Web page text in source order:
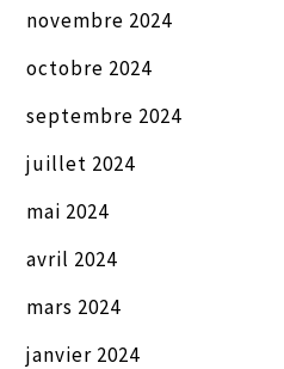
novembre 2024
octobre 2024
septembre 2024
juillet 2024
mai 2024
avril 2024
mars 2024
janvier 2024